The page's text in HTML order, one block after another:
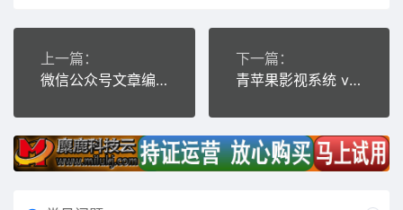
上一篇：
微信公众号文章编辑排版工具PHP源码，采集功能+内附视频使用教程
下一篇：
青苹果影视系统 v1.3.20影视聚合、影视导航、影视点播网站